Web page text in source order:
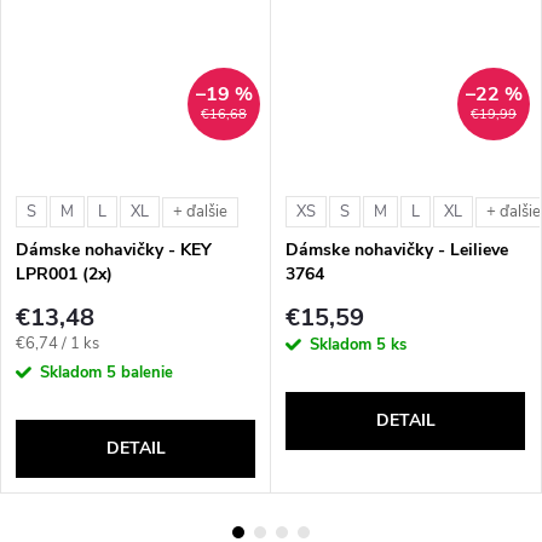
€16,68
–19 %
S M L XL + ďalšie
Dámske nohavičky - KEY
LPR001 (2x)
€13,48
Jednotková
cena:
€6,74 / 1 ks
Skladom 5 balenie
DETAIL
€19,99
–22 %
XS S M L XL + ďalšie
Dámske nohavičky - Leilieve
3764
€15,59
Skladom 5 ks
DETAIL